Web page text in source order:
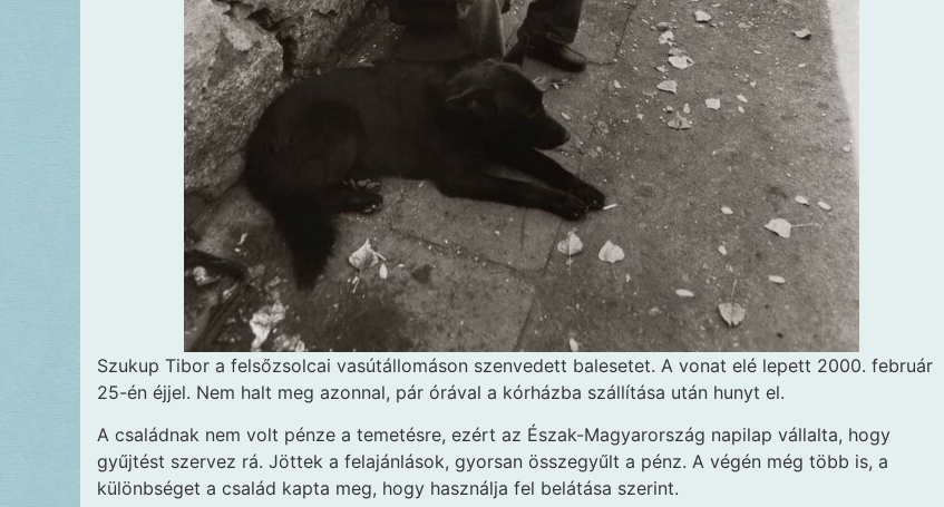
Szukup Tibor a felsőzsolcai vasútállomáson szenvedett balesetet. A vonat elé lepett 2000. február
25-én éjjel. Nem halt meg azonnal, pár órával a kórházba szállítása után hunyt el.
A családnak nem volt pénze a temetésre, ezért az Észak-Magyarország napilap vállalta, hogy
gyűjtést szervez rá. Jöttek a felajánlások, gyorsan összegyűlt a pénz. A végén még több is, a
különbséget a család kapta meg, hogy használja fel belátása szerint.